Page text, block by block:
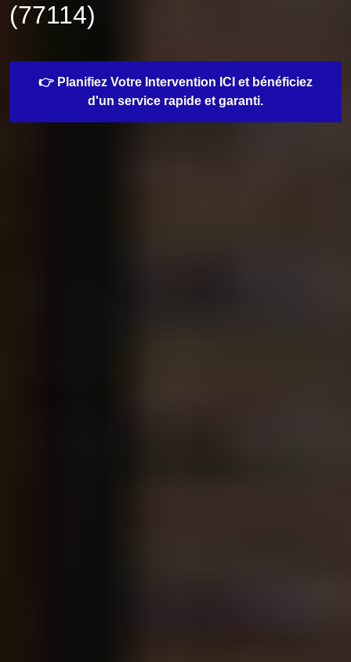
(77114)
👉 Planifiez Votre Intervention ICI et bénéficiez
d'un service rapide et garanti.